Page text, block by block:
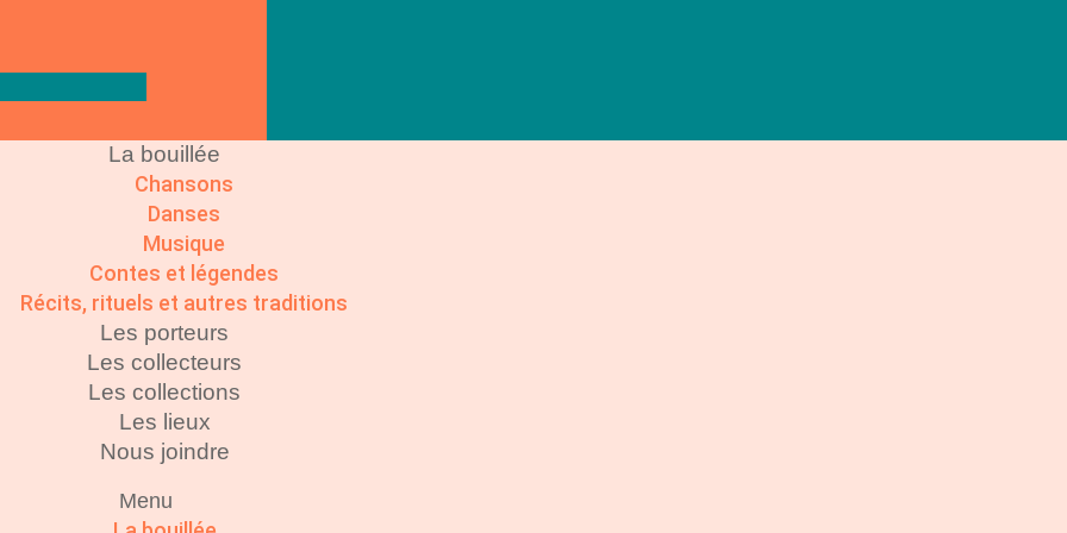
La bouillée
Chansons
Danses
Musique
Contes et légendes
Récits, rituels et autres traditions
Les porteurs
Les collecteurs
Les collections
Les lieux
Nous joindre
Menu